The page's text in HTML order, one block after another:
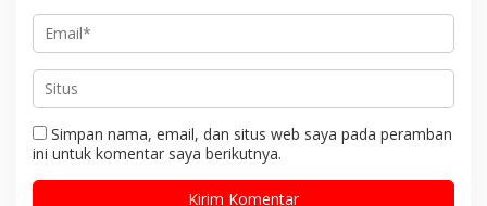
Simpan nama, email, dan situs web saya pada peramban
ini untuk komentar saya berikutnya.